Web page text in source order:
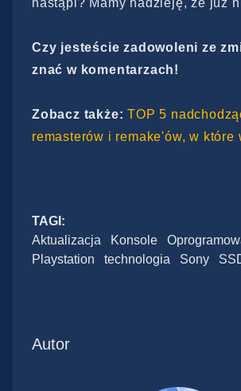
nastąpi? Mamy nadzieję, że już
Czy jesteście zadowoleni ze
znać w komentarzach!
Zobacz także:TOP 5
remasterów i remake'ów, w które
TAGI:
Aktualizacja
Konsole
Playstation
technologia Sony
Autor